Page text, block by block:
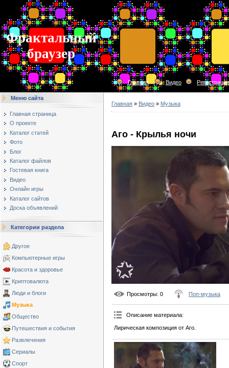
Фрактальный
браузер
Главная Видео Регистрация
Меню сайта
Главная страница
О проекте
Каталог статей
Фото
Блог
Каталог файлов
Гостевая книга
Видео
Онлайн игры
Каталог сайтов
Доска объявлений
Категории раздела
Другое
Компьютерные игры
Красота и здоровье
Криптовалюта
Люди и блоги
Музыка
Общество
Путешествия и события
Развлечения
Сериалы
Спорт
Главная » Видео » Музыка
Аго - Крылья ночи
Просмотры: 0 Поп-музыка
Описание материала:
Лирическая композиция от Аго.